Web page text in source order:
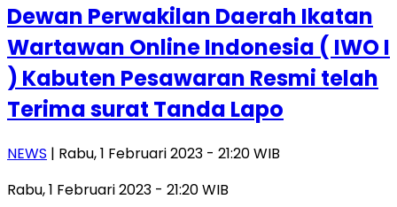
Dewan Perwakilan Daerah Ikatan
Wartawan Online Indonesia ( IWO I
) Kabuten Pesawaran Resmi telah
Terima surat Tanda Lapo
NEWS | Rabu, 1 Februari 2023 - 21:20 WIB
Rabu, 1 Februari 2023 - 21:20 WIB